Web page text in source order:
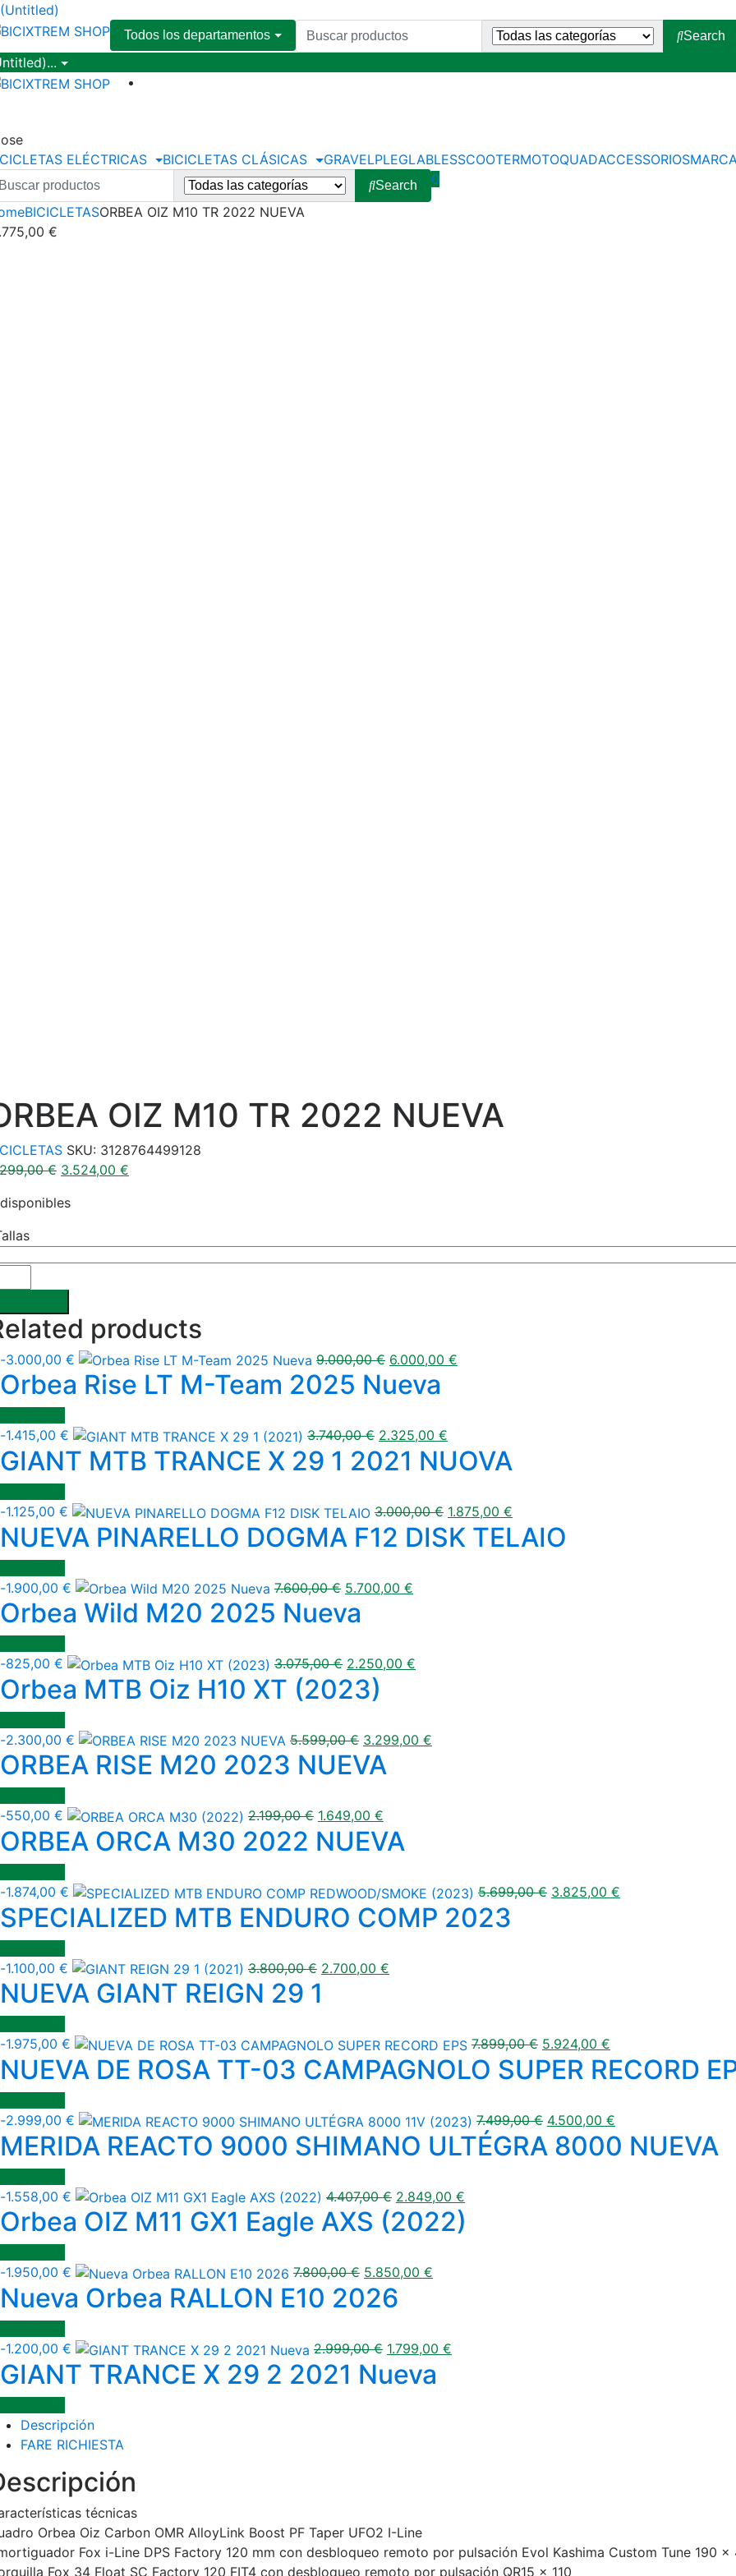
(Untitled)
Todos los departamentos Search
...
ELÉCTRICAS
BICICLETAS CLÁSICAS GRAVELPLEGLABLESSCOOTERMOTOQUADACCESSORIOS
Search
0
BICICLETASORBEA OIZ M10 TR 2022 NUEVA
€
OIZ M10 TR 2022 NUEVA
SKU: 3128764499128
€ 3.524,00 €
products
-3.000,00 € 9.000,00€ 6.000,00 €
Orbea Rise LT M-Team 2025 Nueva
-1.415,00 € 3.740,00€ 2.325,00 €
GIANT MTB TRANCE X 29 1 2021 NUOVA
-1.125,00 € 3.000,00€ 1.875,00 €
NUEVA PINARELLO DOGMA F12 DISK TELAIO
-1.900,00 € 7.600,00€ 5.700,00 €
Orbea Wild M20 2025 Nueva
-825,00 € 3.075,00€ 2.250,00 €
Orbea MTB Oiz H10 XT (2023)
-2.300,00 € 5.599,00€ 3.299,00 €
ORBEA RISE M20 2023 NUEVA
-550,00 € 2.199,00€ 1.649,00 €
ORBEA ORCA M30 2022 NUEVA
-1.874,00 € 5.699,00€ 3.825,00 €
SPECIALIZED MTB ENDURO COMP 2023
-1.100,00 € 3.800,00€ 2.700,00 €
NUEVA GIANT REIGN 29 1
-1.975,00 € 7.899,00€ 5.924,00 €
NUEVA DE ROSA TT-03 CAMPAGNOLO SUPER RECORD
-2.999,00 € 7.499,00€ 4.500,00 €
MERIDA REACTO 9000 SHIMANO ULTÉGRA 8000 NUEVA
-1.558,00 € 4.407,00€ 2.849,00 €
Orbea OIZ M11 GX1 Eagle AXS (2022)
-1.950,00 € 7.800,00€ 5.850,00 €
Nueva Orbea RALLON E10 2026
-1.200,00 € 2.999,00€ 1.799,00 €
GIANT TRANCE X 29 2 2021 Nueva
Descripción
FARE RICHIESTA
técnicas
Orbea Oiz Carbon OMR AlloyLink Boost PF Taper UFO2 I-Line
Fox i-Line DPS Factory 120 mm con desbloqueo remoto por pulsación Evol Kashima Custom Tune 190 x
Fox 34 Float SC Factory 120 FIT4 con desbloqueo remoto por pulsación QR15 x 110